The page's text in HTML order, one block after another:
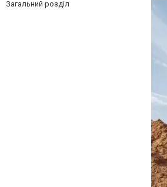
Загальний розділ